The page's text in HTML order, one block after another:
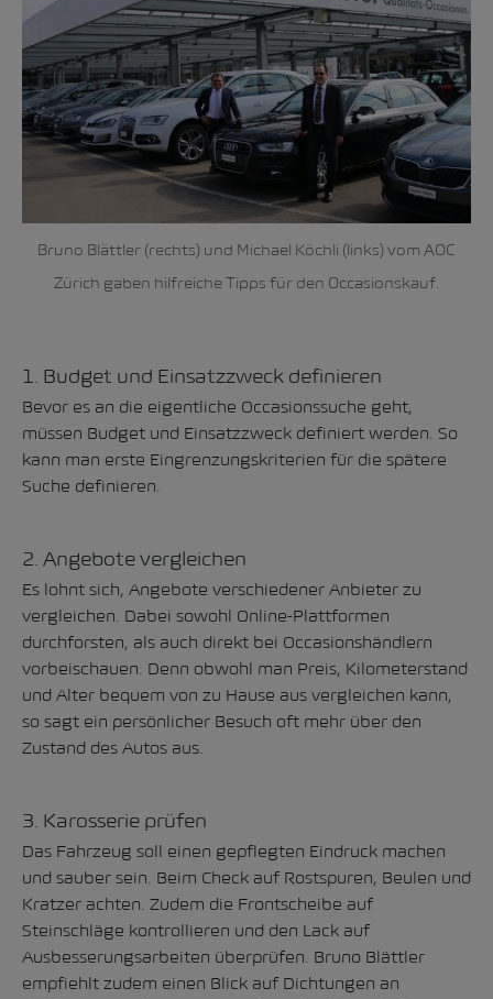
Bruno Blättler (rechts) und Michael Köchli (links) vom AOC
Zürich gaben hilfreiche Tipps für den Occasionskauf.
1. Budget und Einsatzzweck definieren
Bevor es an die eigentliche Occasionssuche geht,
müssen Budget und Einsatzzweck definiert werden. So
kann man erste Eingrenzungskriterien für die spätere
Suche definieren.
2. Angebote vergleichen
Es lohnt sich, Angebote verschiedener Anbieter zu
vergleichen. Dabei sowohl Online-Plattformen
durchforsten, als auch direkt bei Occasionshändlern
vorbeischauen. Denn obwohl man Preis, Kilometerstand
und Alter bequem von zu Hause aus vergleichen kann,
so sagt ein persönlicher Besuch oft mehr über den
Zustand des Autos aus.
3. Karosserie prüfen
Das Fahrzeug soll einen gepflegten Eindruck machen
und sauber sein. Beim Check auf Rostspuren, Beulen und
Kratzer achten. Zudem die Frontscheibe auf
Steinschläge kontrollieren und den Lack auf
Ausbesserungsarbeiten überprüfen. Bruno Blättler
empfiehlt zudem einen Blick auf Dichtungen an